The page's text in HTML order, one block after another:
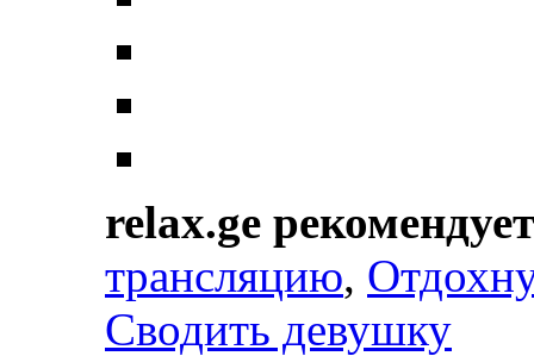
relax.ge рекомендует
трансляцию,
Сводить девушку